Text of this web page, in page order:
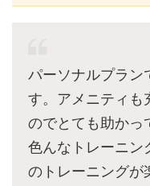
パーソナルプラン
す。アメニティも
のでとても助かっ
色んなトレーニン
のトレーニングが